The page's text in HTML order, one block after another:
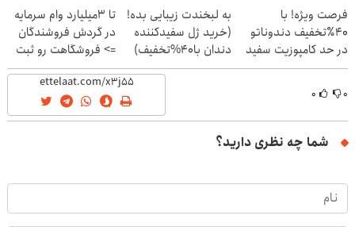
فرصت ویژه! با
40٪تخفیف دندوناتو
در حد کامپوزیت سفید
کن
به لبخندت زیبایی بده!
(خرید ژل سفیدکننده
دندان با40%تخفیف)
تا 3میلیارد وام سرمایه
در گردش فروشندگان
=> فروشگاهت رو ثبت
کن
۰ ۰
شما چه نظری دارید؟